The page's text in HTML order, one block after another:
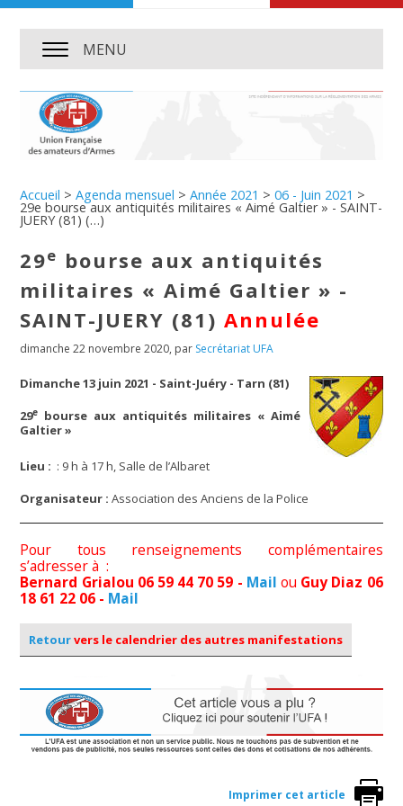
MENU
Accueil >Agenda mensuel >Année 2021 >06 - Juin 2021 >
29e bourse aux antiquités militaires « Aimé Galtier » - SAINT-
JUERY (81) (…)
29e bourse aux antiquités
militaires « Aimé Galtier » -
SAINT-JUERY (81)Annulée
dimanche 22 novembre 2020, par Secrétariat UFA
Dimanche 13 juin 2021 - Saint-Juéry - Tarn (81)
29e
bourse aux antiquités militaires « Aimé
Galtier »
Lieu : : 9 h à 17 h, Salle de l’Albaret
Organisateur : Association des Anciens de la Police
Pour tous renseignements complémentaires
s’adresser à :
Bernard Grialou 06 59 44 70 59 - Mail ou Guy Diaz 06
18 61 22 06 - Mail
Retourvers le calendrier des autres manifestations
Imprimer cet article